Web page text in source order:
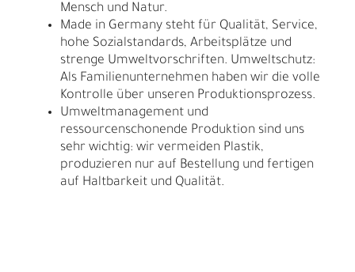
Mensch und Natur.
Made in Germany steht für Qualität, Service,
hohe Sozialstandards, Arbeitsplätze und
strenge Umweltvorschriften. Umweltschutz:
Als Familienunternehmen haben wir die volle
Kontrolle über unseren Produktionsprozess.
Umweltmanagement und
ressourcenschonende Produktion sind uns
sehr wichtig: wir vermeiden Plastik,
produzieren nur auf Bestellung und fertigen
auf Haltbarkeit und Qualität.